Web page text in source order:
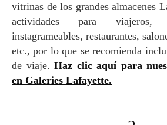
vitrinas de los grandes almacenes
actividades para viajeros,
instagrameables, restaurantes,
etc., por lo que se recomienda
de viaje. Haz clic aquí para
en Galeries Lafayette.